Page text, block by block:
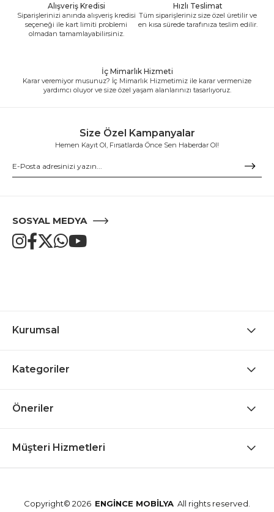
Alışveriş Kredisi
Siparişlerinizi anında alışveriş kredisi
seçeneği ile kart limiti problemi
olmadan tamamlayabilirsiniz.
Hızlı Teslimat
Tüm siparişleriniz size özel üretilir ve
en kısa sürede tarafınıza teslim edilir.
İç Mimarlık Hizmeti
Karar veremiyor musunuz? İç Mimarlık Hizmetimiz ile karar vermenize
yardımcı oluyor ve size özel yaşam alanlarınızı tasarlıyoruz.
Size Özel Kampanyalar
Hemen Kayıt Ol, Fırsatlarda Önce Sen Haberdar Ol!
SOSYAL MEDYA
Kurumsal
Kategoriler
Öneriler
Müşteri Hizmetleri
Copyright© 2026 ENGİNCE MOBİLYA All rights reserved.